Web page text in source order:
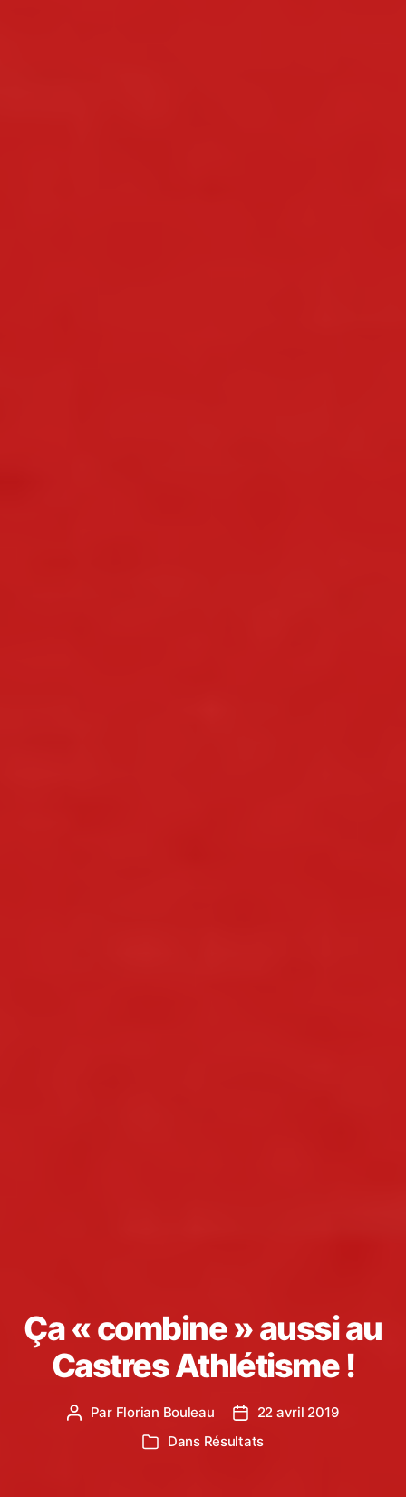
Ça « combine » aussi au
Castres Athlétisme !
Auteur
Par Florian Bouleau
Date
de
l’article
22 avril 2019
Catégories
Dans Résultats